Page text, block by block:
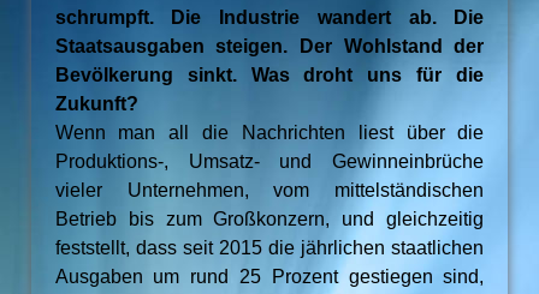
schrumpft. Die Industrie wandert ab. Die
Staatsausgaben steigen. Der Wohlstand der
Bevölkerung sinkt. Was droht uns für die
Zukunft?
Wenn man all die Nachrichten liest über die
Produktions-, Umsatz- und Gewinneinbrüche
vieler Unternehmen, vom mittelständischen
Betrieb bis zum Großkonzern, und gleichzeitig
feststellt, dass seit 2015 die jährlichen staatlichen
Ausgaben um rund 25 Prozent gestiegen sind,